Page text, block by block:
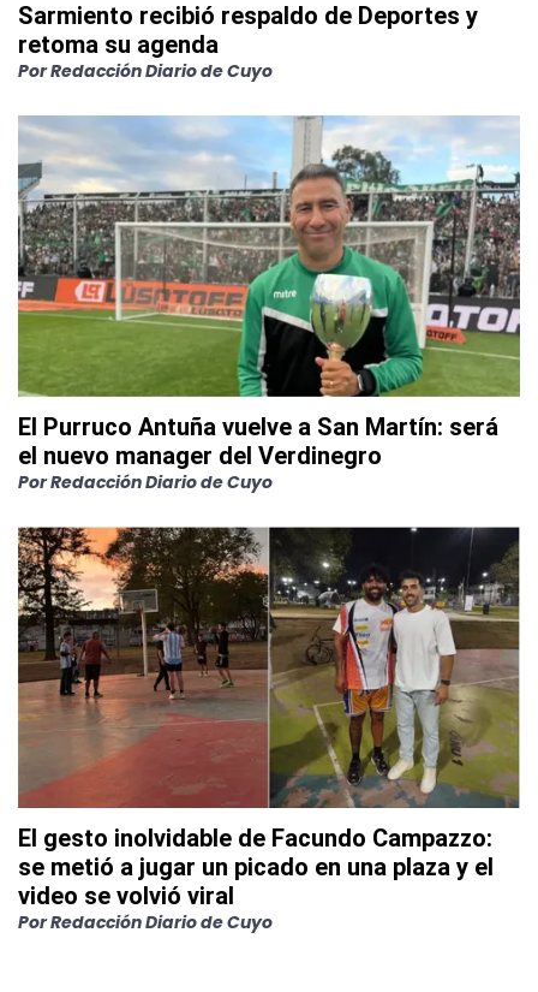
Sarmiento recibió respaldo de Deportes y
retoma su agenda
PorRedacción Diario de Cuyo
El Purruco Antuña vuelve a San Martín: será
el nuevo manager del Verdinegro
PorRedacción Diario de Cuyo
El gesto inolvidable de Facundo Campazzo:
se metió a jugar un picado en una plaza y el
video se volvió viral
PorRedacción Diario de Cuyo